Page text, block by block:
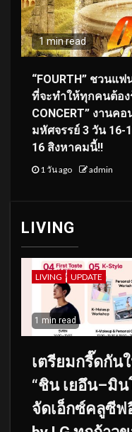
1 min read
“FOURTH” ชวนแ
ที่จะทำให้ทุกคนต้อง
CONCERT” งานค
มหัศจรรย์ 3 วัน
16 สิงหาคมนี้!!
1 วัน ago admin
LIVING
LIVING UPDATE
1 min read
เตรียมกรี๊ดกัน
“ชิน เยอึน–มิน
จัดเอ็กซ์คลูซีฟ